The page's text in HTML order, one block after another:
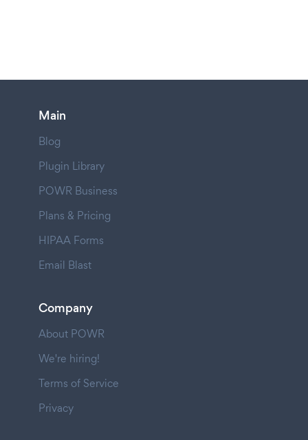
Main
Blog
Plugin Library
POWR Business
Plans & Pricing
HIPAA Forms
Email Blast
Company
About POWR
We're hiring!
Terms of Service
Privacy